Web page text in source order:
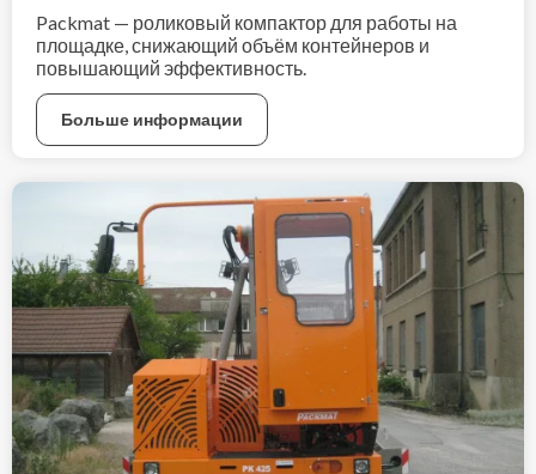
Packmat — роликовый компактор для работы на
площадке, снижающий объём контейнеров и
повышающий эффективность.
Больше информации